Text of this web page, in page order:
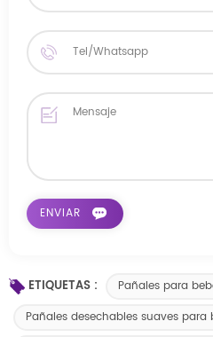
ETIQUETAS :
Pañales para
Pañales desechables suaves para